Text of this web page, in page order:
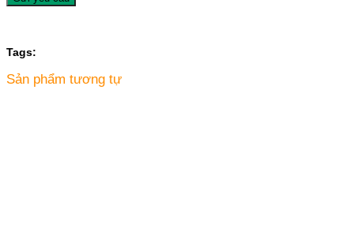
Tags:
Sản phẩm tương tự